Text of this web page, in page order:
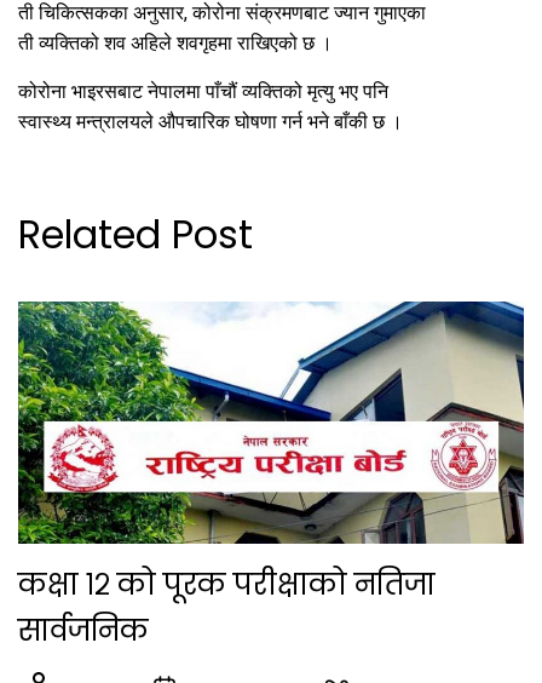
ती चिकित्सकका अनुसार, कोरोना संक्रमणबाट ज्यान गुमाएका
ती व्यक्तिको शव अहिले शवगृहमा राखिएको छ ।
कोरोना भाइरसबाट नेपालमा पाँचौं व्यक्तिको मृत्यु भए पनि
स्वास्थ्य मन्त्रालयले औपचारिक घोषणा गर्न भने बाँकी छ ।
Related Post
कक्षा १२ को पूरक परीक्षाको नतिजा
सार्वजनिक